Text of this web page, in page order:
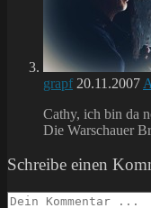
grapf 20.11.2007
Cathy, ich bin da
Die Warschauer
Schreibe einen
Kommentieren